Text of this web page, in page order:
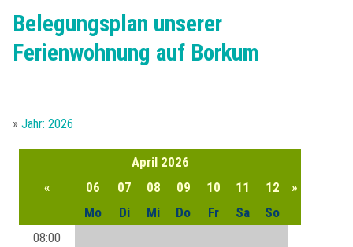
Saison & Preise
Anreise
Unsere Borkum-Tipps
Borkum kulinarisch
Borkum Wetter
Borkum - Ortsansichten
Türme und Seezeichen
Borkum im Winter
Alte Inselansichten
Anfrageformular
Kleingedrucktes
Datenschutzerklärung
Partner
Belegungsplan unserer
Ferienwohnung auf Borkum
»Jahr: 2026
April 2026
«
06 07 08 09 10 11 12
»
Mo
Di Mi Do Fr Sa
So
08:00